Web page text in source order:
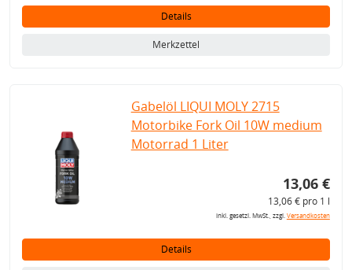
Details
Merkzettel
Gabelöl LIQUI MOLY 2715
Motorbike Fork Oil 10W medium
Motorrad 1 Liter
13,06 €
13,06 € pro 1 l
inkl. gesetzl. MwSt., zzgl.Versandkosten
Details